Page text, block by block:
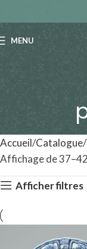
MENU
Accueil Catalogue
Affichage de
Afficher filtres